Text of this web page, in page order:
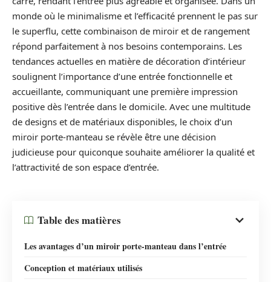
monde où le minimalisme et l’efficacité prennent le pas sur
le superflu, cette combinaison de miroir et de rangement
répond parfaitement à nos besoins contemporains. Les
tendances actuelles en matière de décoration d’intérieur
soulignent l’importance d’une entrée fonctionnelle et
accueillante, communiquant une première impression
positive dès l’entrée dans le domicile. Avec une multitude
de designs et de matériaux disponibles, le choix d’un
miroir porte-manteau se révèle être une décision
judicieuse pour quiconque souhaite améliorer la qualité et
l’attractivité de son espace d’entrée.
Table des matières
Les avantages d’un miroir porte-manteau dans l’entrée
Conception et matériaux utilisés